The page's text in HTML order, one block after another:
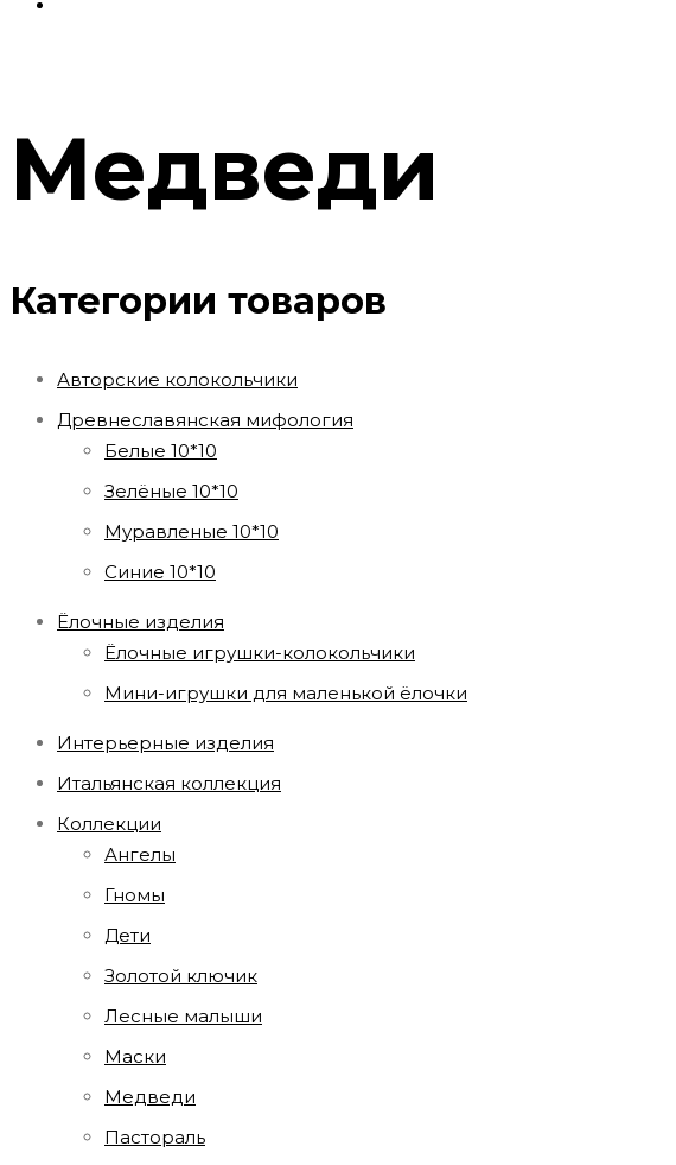
Медведи
Категории товаров
Авторские колокольчики
Древнеславянская мифология
Белые 10*10
Зелёные 10*10
Муравленые 10*10
Синие 10*10
Ёлочные изделия
Ёлочные игрушки-колокольчики
Мини-игрушки для маленькой ёлочки
Интерьерные изделия
Итальянская коллекция
Коллекции
Ангелы
Гномы
Дети
Золотой ключик
Лесные малыши
Маски
Медведи
Пастораль